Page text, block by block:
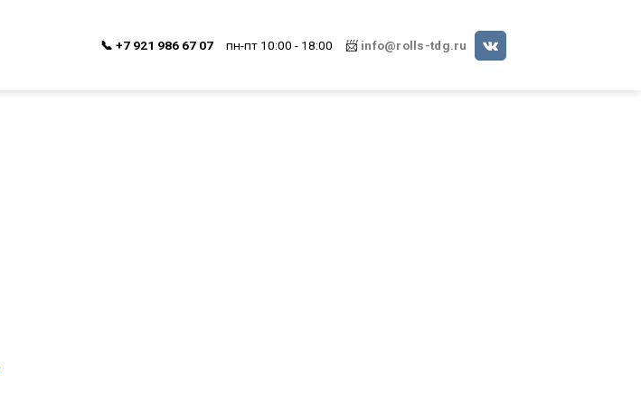
📞 +7 921 986 67 07 пн-пт 10:00 - 18:00 📨 info@rolls-tdg.ru